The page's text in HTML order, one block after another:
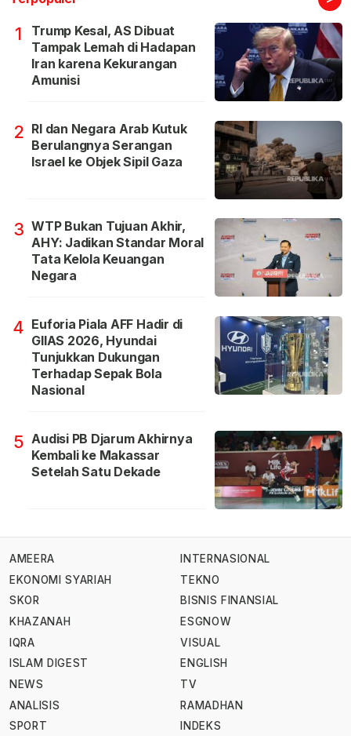
1
Trump Kesal, AS Dibuat
Tampak Lemah di Hadapan
Iran karena Kekurangan
Amunisi
2 RI dan Negara Arab Kutuk
Berulangnya Serangan
Israel ke Objek Sipil Gaza
3 WTP Bukan Tujuan Akhir,
AHY: Jadikan Standar Moral
Tata Kelola Keuangan
Negara
4 Euforia Piala AFF Hadir di
GIIAS 2026, Hyundai
Tunjukkan Dukungan
Terhadap Sepak Bola
Nasional
5 Audisi PB Djarum Akhirnya
Kembali ke Makassar
Setelah Satu Dekade
AMEERA
EKONOMI SYARIAH
SKOR
KHAZANAH
IQRA
ISLAM DIGEST
NEWS
ANALISIS
SPORT
INTERNASIONAL
TEKNO
BISNIS FINANSIAL
ESGNOW
VISUAL
ENGLISH
TV
RAMADHAN
INDEKS